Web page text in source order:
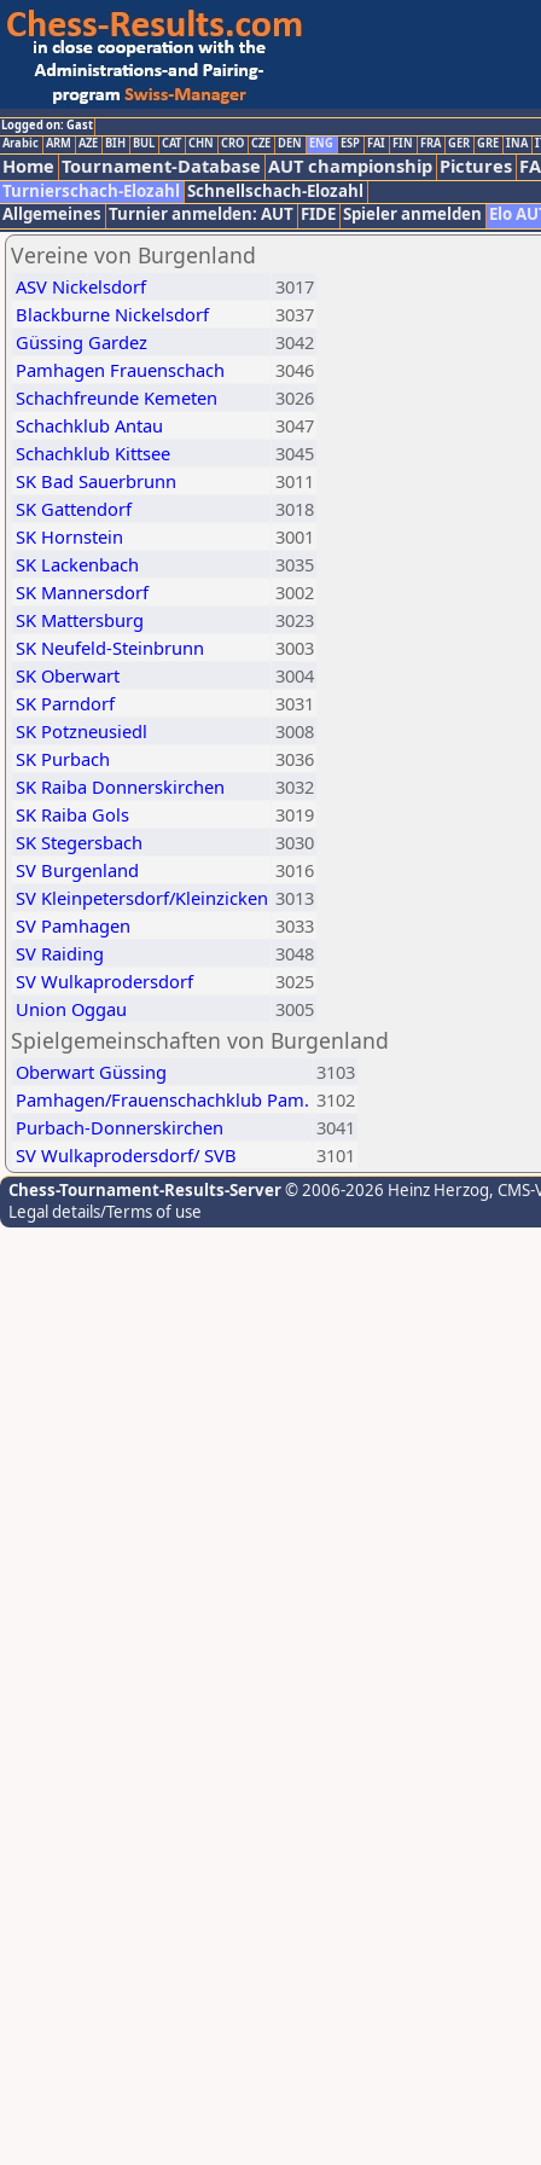
Logged on: Gast
Arabic ARM AZE BIH BUL CAT CHN CRO CZE DEN ENG ESP FAI FIN FRA GER GRE INA
Home Tournament-Database AUT championship Pictures
Turnierschach-Elozahl Schnellschach-Elozahl
Allgemeines Turnier anmelden: AUT FIDE Spieler anmelden Elo
Vereine von Burgenland
ASV Nickelsdorf
3017
Blackburne Nickelsdorf
3037
Güssing Gardez
3042
Pamhagen Frauenschach
3046
Schachfreunde Kemeten
3026
Schachklub Antau
3047
Schachklub Kittsee
3045
SK Bad Sauerbrunn
3011
SK Gattendorf
3018
SK Hornstein
3001
SK Lackenbach
3035
SK Mannersdorf
3002
SK Mattersburg
3023
SK Neufeld-Steinbrunn
3003
SK Oberwart
3004
SK Parndorf
3031
SK Potzneusiedl
3008
SK Purbach
3036
SK Raiba Donnerskirchen
3032
SK Raiba Gols
3019
SK Stegersbach
3030
SV Burgenland
3016
SV Kleinpetersdorf/Kleinzicken 3013
SV Pamhagen
3033
SV Raiding
3048
SV Wulkaprodersdorf
3025
Union Oggau
3005
Spielgemeinschaften von Burgenland
Oberwart Güssing
3103
Pamhagen/Frauenschachklub Pam. 3102
Purbach-Donnerskirchen
3041
SV Wulkaprodersdorf/ SVB
3101
Chess-Tournament-Results-Server© 2006-2026 Heinz Herzog,
Legal details/Terms of use